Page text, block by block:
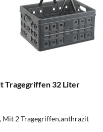
Tragegriffen 32 Liter
Mit 2 Tragegriffen,anthrazit